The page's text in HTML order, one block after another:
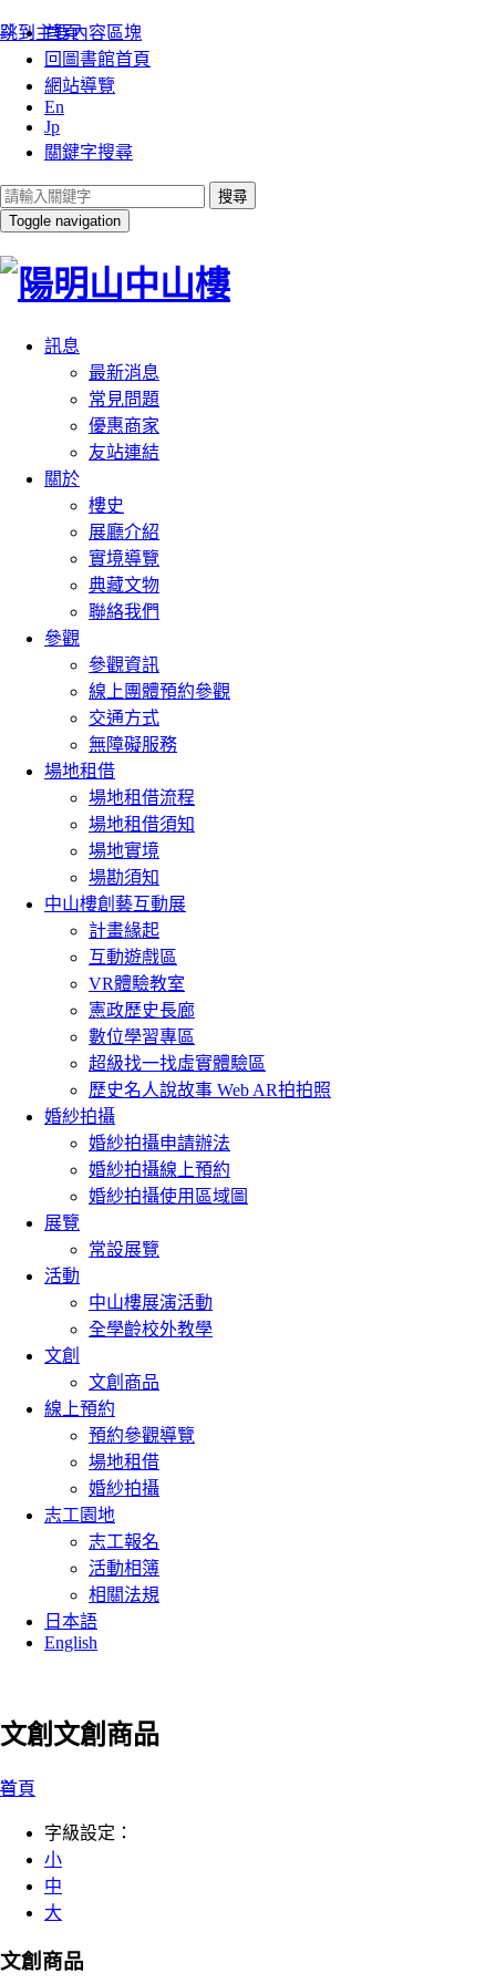
跳到主要內容區塊
:::
首頁
回圖書館首頁
網站導覽
En
Jp
關鍵字搜尋
搜尋
Toggle navigation
訊息
最新消息
常見問題
優惠商家
友站連結
關於
樓史
展廳介紹
實境導覽
典藏文物
聯絡我們
參觀
參觀資訊
線上團體預約參觀
交通方式
無障礙服務
場地租借
場地租借流程
場地租借須知
場地實境
場勘須知
中山樓創藝互動展
計畫緣起
互動遊戲區
VR體驗教室
憲政歷史長廊
數位學習專區
超級找一找虛實體驗區
歷史名人說故事 Web AR拍拍照
婚紗拍攝
婚紗拍攝申請辦法
婚紗拍攝線上預約
婚紗拍攝使用區域圖
展覽
常設展覽
活動
中山樓展演活動
全學齡校外教學
文創
文創商品
線上預約
預約參觀導覽
場地租借
婚紗拍攝
志工園地
志工報名
活動相簿
相關法規
日本語
English
文創 文創商品
:::
首頁
字級設定：
小
中
大
文創商品